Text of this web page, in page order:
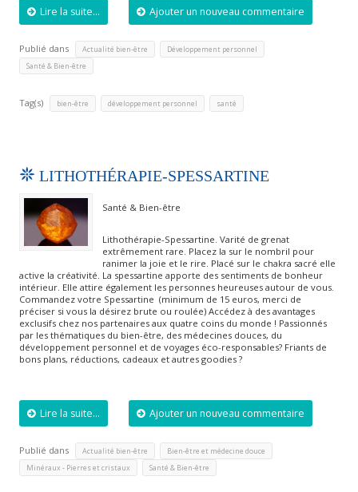
Lire la suite... Ajouter un nouveau commentaire
Publié dans Actualité bien-être Développement personnel
Santé & Bien-être
Tag(s) bien-être développement personnel santé
LITHOTHÉRAPIE-SPESSARTINE
Santé & Bien-être
Lithothérapie-Spessartine. Varité de grenat
extrêmement rare. Placez la sur le nombril pour
ranimer la joie et le rire. Placé sur le chakra sacré elle
active la créativité. La spessartine apporte des sentiments de bonheur
intérieur. Elle attire également les personnes heureuses autour de vous.
Commandez votre Spessartine (minimum de 15 euros, merci de
préciser si vous la désirez brute ou roulée) Accédez à des avantages
exclusifs chez nos partenaires aux quatre coins du monde ! Passionnés
par les thématiques du bien-être, des médecines douces, du
développement personnel et de voyages éco-responsables? Friants de
bons plans, réductions, cadeaux et autres goodies ?
Lire la suite... Ajouter un nouveau commentaire
Publié dans Actualité bien-être Bien-être et médecine douce
Minéraux - Pierres et cristaux Santé & Bien-être